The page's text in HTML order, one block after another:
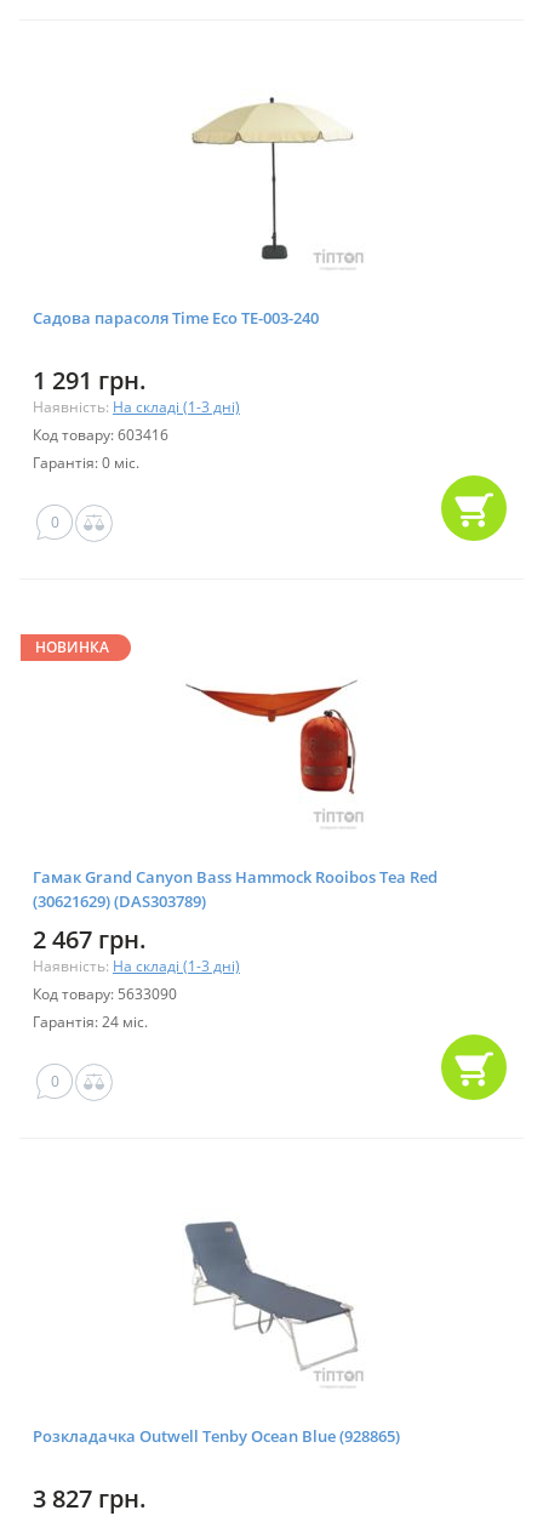
Садова парасоля Time Eco ТЕ-003-240
1 291 грн.
Наявність: На складі (1-3 дні)
Код товару: 603416
Гарантія: 0 міс.
0
НОВИНКА
Гамак Grand Canyon Bass Hammock Rooibos Tea Red
(30621629) (DAS303789)
2 467 грн.
Наявність: На складі (1-3 дні)
Код товару: 5633090
Гарантія: 24 міс.
0
Розкладачка Outwell Tenby Ocean Blue (928865)
3 827 грн.